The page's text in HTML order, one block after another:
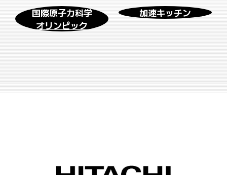
国際原子力科学
オリンピック
加速キッチン